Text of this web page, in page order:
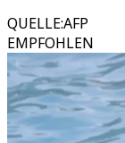
QUELLE:AFP
EMPFOHLEN